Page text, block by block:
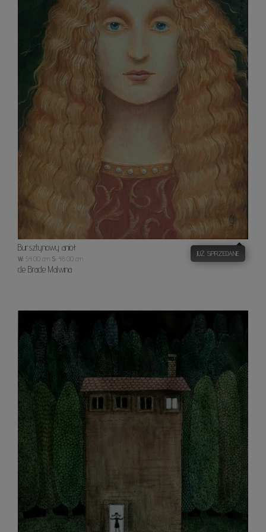
Bursztynowy anioł
W: 54.00 cm S: 48.00 cm
de Brade Malwina
JUŻ SPRZEDANE